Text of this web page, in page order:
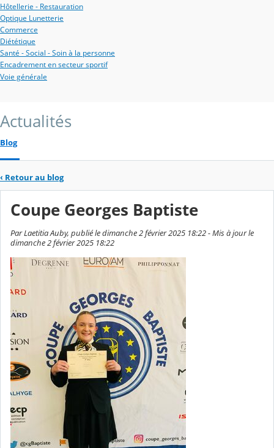
Hôtellerie - Restauration
Optique Lunetterie
Commerce
Diététique
Santé - Social - Soin à la personne
Encadrement en secteur sportif
Voie générale
Actualités
Blog
‹ Retour au blog
Coupe Georges Baptiste
Par Laetitia Auby, publié le dimanche 2 février 2025 18:22 - Mis à jour le
dimanche 2 février 2025 18:22